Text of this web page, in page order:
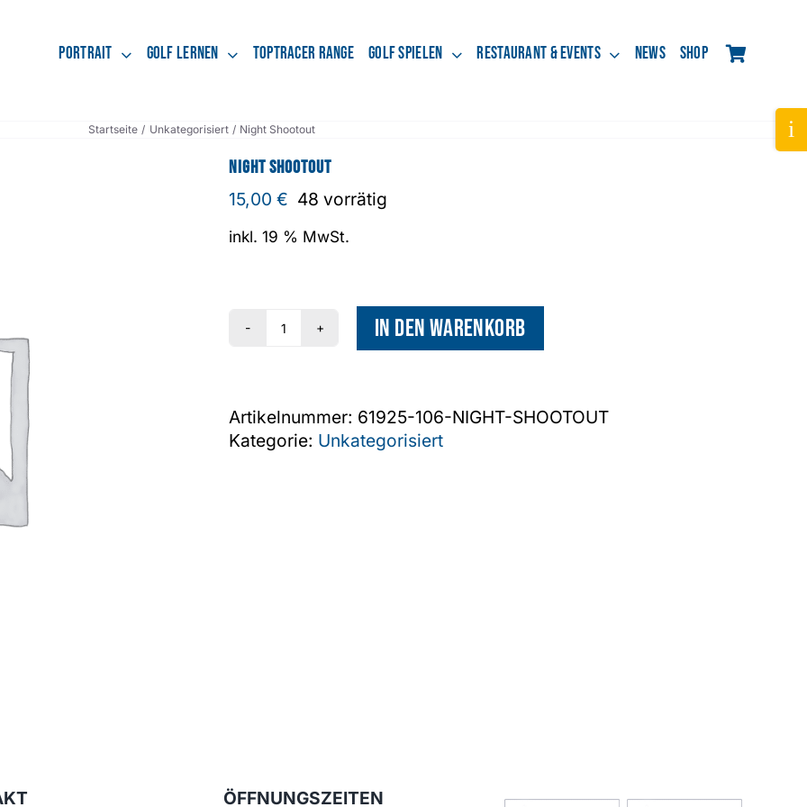
Portrait Golf lernen Toptracer Range Golf spielen Restaurant & Events News Shop
Startseite Unkategorisiert Night Shootout
Night Shootout
15,00 € 48 vorrätig
inkl. 19 % MwSt.
Night
In den Warenkorb
Artikelnummer: 61925-106-NIGHT-SHOOTOUT
Kategorie: Unkategorisiert
ÖFFNUNGSZEITEN